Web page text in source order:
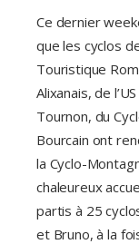
Ce dernier
que les cyclos
Touristique
Alixanais, de
Tournon, du
Bourcain ont
la Cyclo-
chaleureux
partis à 25
et Bruno, à la